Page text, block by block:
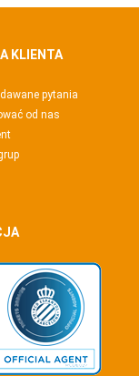
KLIENTA
pytania
od nas